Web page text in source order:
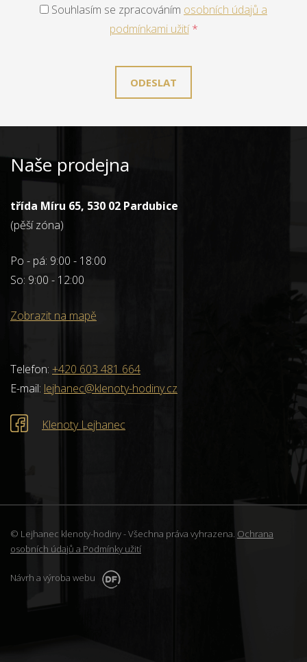
Souhlasím se zpracováním osobních údajů a
podmínkami užití *
ODESLAT
Naše prodejna
třída Míru 65, 530 02 Pardubice
(pěší zóna)
Po - pá: 9:00 - 18:00
So: 9:00 - 12:00
Zobrazit na mapě
Telefon: +420 603 481 664
E-mail: lejhanec@klenoty-hodiny.cz
Klenoty Lejhanec
© Lejhanec klenoty-hodiny - Všechna práva vyhrazena. Ochrana
osobních údajů a Podmínky užití
Návrh a výroba webu